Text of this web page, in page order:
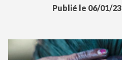
Publié le 06/01/23